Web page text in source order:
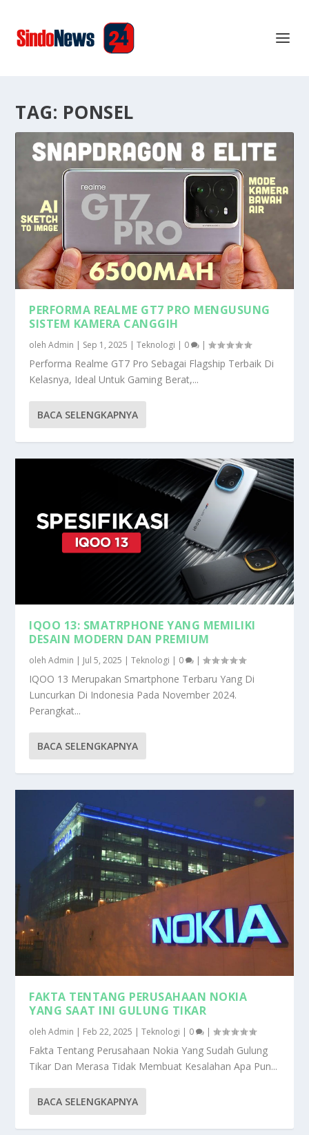
TAG: PONSEL
PERFORMA REALME GT7 PRO MENGUSUNG
SISTEM KAMERA CANGGIH
olehAdmin | Sep 1, 2025 |Teknologi | 0 |
Performa Realme GT7 Pro Sebagai Flagship Terbaik Di
Kelasnya, Ideal Untuk Gaming Berat,...
BACA SELENGKAPNYA
IQOO 13: SMATRPHONE YANG MEMILIKI
DESAIN MODERN DAN PREMIUM
olehAdmin Jul 5, 2025 |Teknologi 0 |
IQOO 13 Merupakan Smartphone Terbaru Yang Di
Luncurkan Di Indonesia Pada November 2024.
Perangkat...
BACA SELENGKAPNYA
FAKTA TENTANG PERUSAHAAN NOKIA
YANG SAAT INI GULUNG TIKAR
olehAdmin | Feb 22, 2025 |Teknologi | 0 |
Fakta Tentang Perusahaan Nokia Yang Sudah Gulung
Tikar Dan Merasa Tidak Membuat Kesalahan Apa Pun...
BACA SELENGKAPNYA